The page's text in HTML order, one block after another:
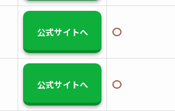
公式サイトへ 〇
公式サイトへ 〇